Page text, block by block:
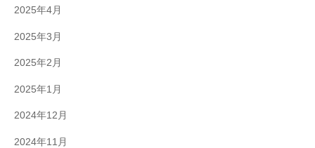
2025年4月
2025年3月
2025年2月
2025年1月
2024年12月
2024年11月